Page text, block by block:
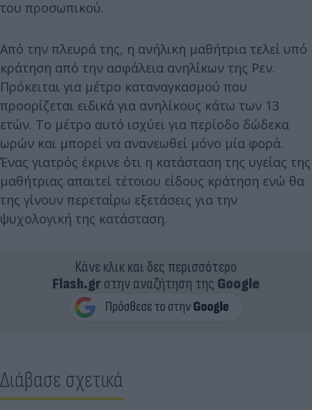
του προσωπικού.
Από την πλευρά της, η ανήλικη μαθήτρια τελεί υπό
κράτηση από την ασφάλεια ανηλίκων της Ρεν.
Πρόκειται για μέτρο καταναγκασμού που
προορίζεται ειδικά για ανηλίκους κάτω των 13
ετών. Το μέτρο αυτό ισχύει για περίοδο δώδεκα
ωρών και μπορεί να ανανεωθεί μόνο μία φορά.
Ένας γιατρός έκρινε ότι η κατάσταση της υγείας της
μαθήτριας απαιτεί τέτοιου είδους κράτηση ενώ θα
της γίνουν περεταίρω εξετάσεις για την
ψυχολογική της κατάσταση.
Κάνε κλικ και δες περισσότερο
Flash.grστην αναζήτηση της Google
Διάβασε σχετικά